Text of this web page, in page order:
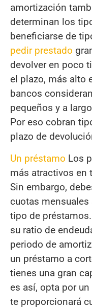
amortización
determinan los
beneficiarse de
pedir prestado
devolver en poco
el plazo, más alto
bancos
pequeños y a
Por eso cobran
plazo de
Un préstamo Los
más atractivos en
Sin embargo,
cuotas
tipo de
su ratio de
periodo de
un préstamo a
tienes una gran
es así, opta por
te proporcionará